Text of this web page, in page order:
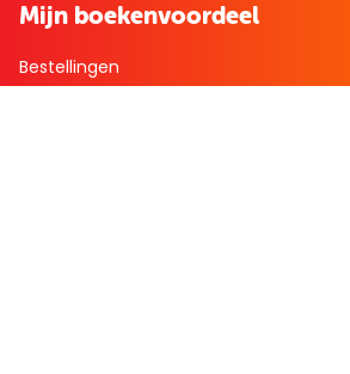
Mijn boekenvoordeel
Bestellingen